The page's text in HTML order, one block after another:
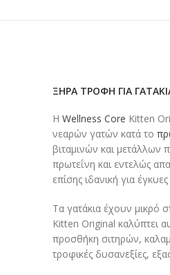
ΞΗΡΆ ΤΡΟΦΉ ΓΙΑ
Η Wellness Core Kitten
νεαρών γατών κατά το
βιταμινών και
πρωτεΐνη και εντελώς
επίσης ιδανική για
Τα γατάκια έχουν μικρό
Kitten Original καλύπτει
προσθήκη σιτηρών,
τροφικές δυσανεξίες,